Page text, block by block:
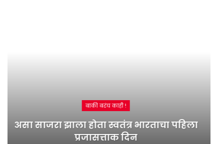
बाकी बरंच काही !
देशाची राज्यघटना तयार करताना काय विचार
केला होता ?